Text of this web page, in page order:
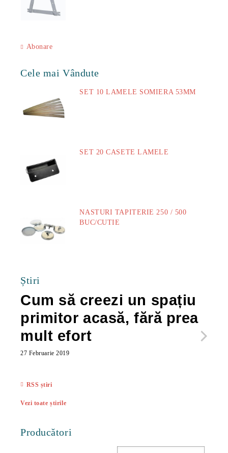
Abonare
Cele mai Vândute
SET 10 LAMELE SOMIERA 53MM
SET 20 CASETE LAMELE
NASTURI TAPITERIE 250 / 500
BUC/CUTIE
Știri
Cum să creezi un spațiu
primitor acasă, fără prea
mult efort
27 Februarie 2019
RSS știri
Vezi toate știrile
Producători